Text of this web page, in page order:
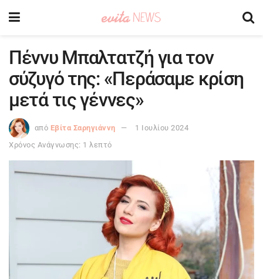
Πέννυ Μπαλτατζή για τον
σύζυγό της: «Περάσαμε κρίση
μετά τις γέννες»
από Εβίτα Σαρηγιάννη
1 Ιουλίου 2024
Χρόνος Ανάγνωσης: 1 λεπτό